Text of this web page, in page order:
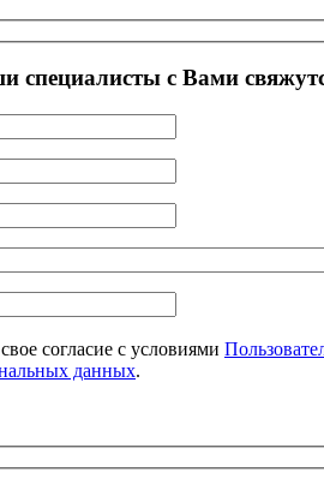
специалисты с Вами
согласие с условиями
данных.